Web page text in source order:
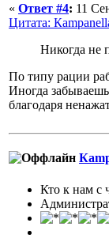
« Ответ #4: 11
Цитата:
Никогда не
По типу рации
Иногда
благодаря
Кто к нам с